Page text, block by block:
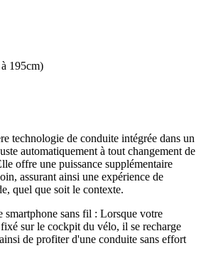
195cm)
technologie de conduite intégrée dans un
automatiquement à tout changement de
offre une puissance supplémentaire
assurant ainsi une expérience de
quel que soit le contexte.
smartphone sans fil : Lorsque votre
sur le cockpit du vélo, il se recharge
de profiter d'une conduite sans effort